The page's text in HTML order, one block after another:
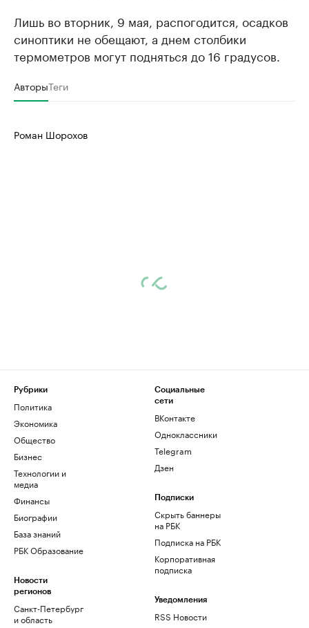
Лишь во вторник, 9 мая, распогодится, осадков
синоптики не обещают, а днем столбики
термометров могут подняться до 16 градусов.
АвторыТеги
Роман Шорохов
Рубрики
Политика
Экономика
Общество
Бизнес
Технологии и
медиа
Финансы
Биографии
База знаний
РБК Образование
Новости
регионов
Санкт-Петербург
и область
Социальные
сети
ВКонтакте
Одноклассники
Telegram
Дзен
Подписки
Скрыть баннеры
на РБК
Подписка на РБК
Корпоративная
подписка
Уведомления
RSS Новости